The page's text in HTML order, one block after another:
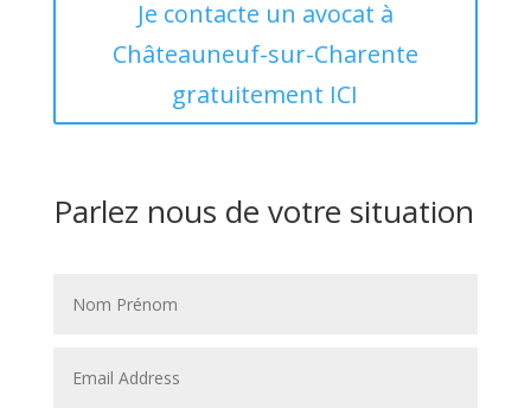
Je contacte un avocat à
Châteauneuf-sur-Charente
gratuitement ICI
Parlez nous de votre situation